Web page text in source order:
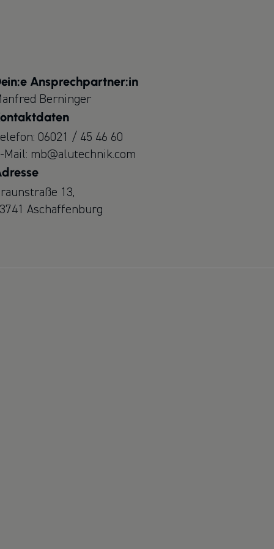
Ansprechpartner:in
Berninger
06021 / 45 46 60
Mail: mb@alutechnik.com
13,
Aschaffenburg